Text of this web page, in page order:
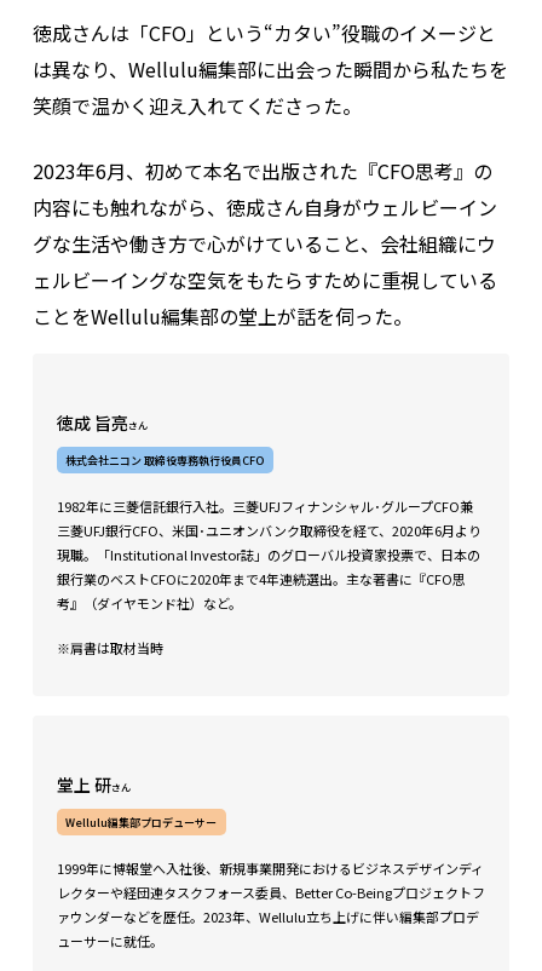
徳成さんは「CFO」という“カタい”役職のイメージと
は異なり、Wellulu編集部に出会った瞬間から私たちを
笑顔で温かく迎え入れてくださった。
2023年6月、初めて本名で出版された『CFO思考』の
内容にも触れながら、徳成さん自身がウェルビーイン
グな生活や働き方で心がけていること、会社組織にウ
ェルビーイングな空気をもたらすために重視している
ことをWellulu編集部の堂上が話を伺った。
徳成 旨亮さん
株式会社ニコン 取締役専務執行役員CFO
1982年に三菱信託銀行入社。三菱UFJフィナンシャル･グループCFO兼
三菱UFJ銀行CFO、米国･ユニオンバンク取締役を経て、2020年6月より
現職。「Institutional Investor誌」のグローバル投資家投票で、⽇本の
銀⾏業のベストCFOに2020年まで4年連続選出。主な著書に『CFO思
考』（ダイヤモンド社）など。
※肩書は取材当時
堂上 研さん
Wellulu編集部プロデューサー
1999年に博報堂へ入社後、新規事業開発におけるビジネスデザインディ
レクターや経団連タスクフォース委員、Better Co-Beingプロジェクトフ
ァウンダーなどを歴任。2023年、Wellulu立ち上げに伴い編集部プロデ
ューサーに就任。